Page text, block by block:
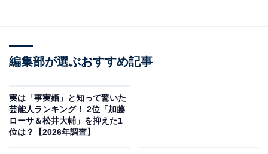
ごいと思った」（50代女性／長野県）、「キャラ的にイ
メージがないから」（30代女性／北海道）、「芸風的に
あんまり高学歴の人がやる感じじゃなさそうだから」
編集部が選ぶおすすめ記事
実は「事実婚」と知って驚いた
芸能人ランキング！ 2位「加藤
ローサ＆松井大輔」を抑えた1
位は？【2026年調査】